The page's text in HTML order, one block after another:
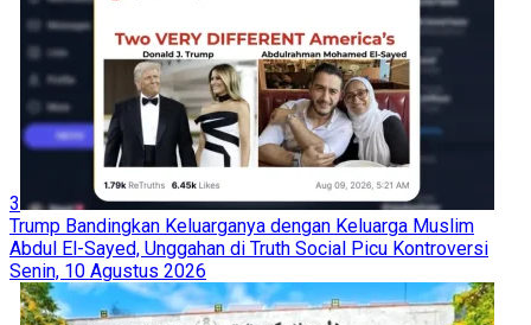
3
Trump Bandingkan Keluarganya dengan Keluarga Muslim
Abdul El-Sayed, Unggahan di Truth Social Picu Kontroversi
Senin, 10 Agustus 2026